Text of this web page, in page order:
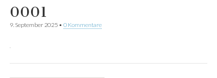
0001
9. September 2025 • 0 Kommentare